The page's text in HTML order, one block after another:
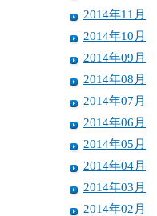
2014年11月
2014年10月
2014年09月
2014年08月
2014年07月
2014年06月
2014年05月
2014年04月
2014年03月
2014年02月